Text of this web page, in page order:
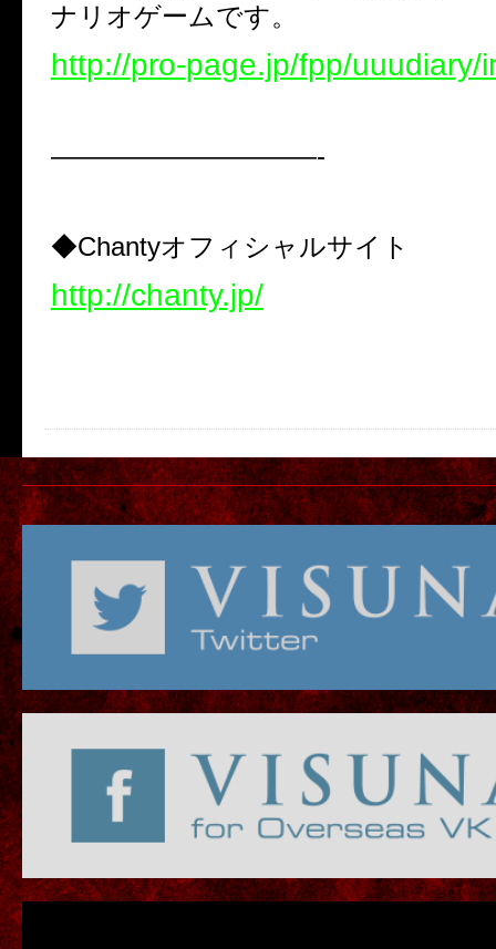
ナリオゲームです。
http://pro-page.jp/fpp/uuudiary/
——————————-
◆Chantyオフィシャルサイト
http://chanty.jp/